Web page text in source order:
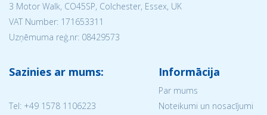
3 Motor Walk, CO45SP, Colchester, Essex, UK
VAT Number: 171653311
Uzņēmuma reģ.nr: 08429573
Sazinies ar mums:
Tel: +49 1578 1106223
Informācija
Par mums
Noteikumi un nosacījumi